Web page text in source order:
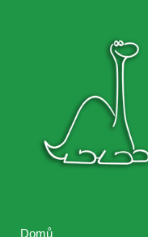
Brontosaurus
Brontosaurus
Domů